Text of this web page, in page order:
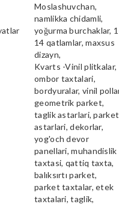
Moslashuvchan,
namlikka chidamli,
yoğurma burchaklar,
14 qatlamlar, maxsus
dizayn,
Kvarts -Vinil plitkalar,
ombor taxtalari,
bordyuralar, vinil
geometrik parket,
taglik astarlari, parket
astarlari, dekorlar,
yog'och devor
panellari, muhandislik
taxtasi, qattiq taxta,
balıksırtı parket,
parket taxtalar, etek
taxtalari, taglik,